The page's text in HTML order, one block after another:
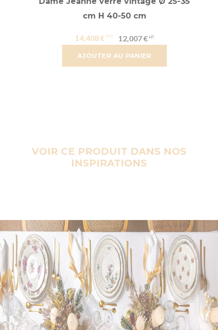
AJOUTER AU PANIER
cm H 40-50 cm
14,408 € 12,007 €
VOIR CE PRODUIT DANS NOS
INSPIRATIONS